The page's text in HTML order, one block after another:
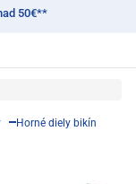
50€**
Horné diely bikín